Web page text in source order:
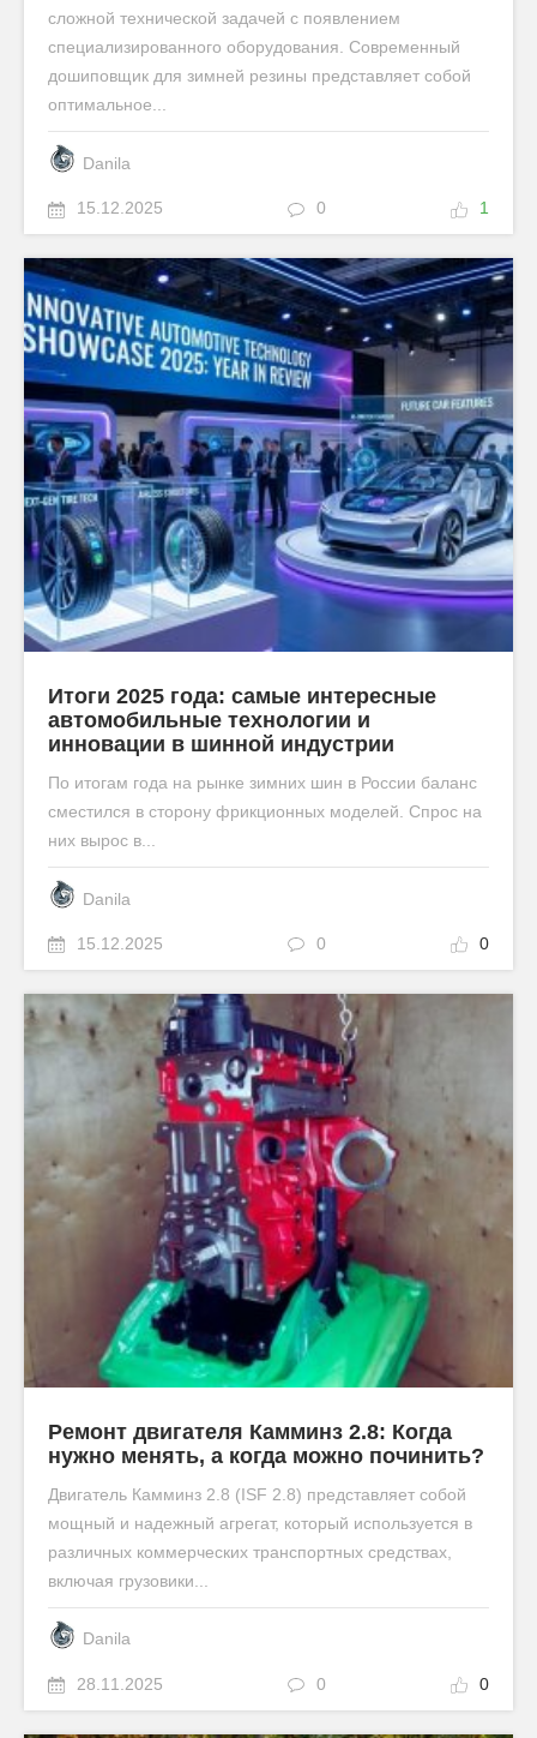
сложной технической задачей с появлением
специализированного оборудования. Современный
дошиповщик для зимней резины представляет собой
оптимальное...
Danila
15.12.2025 0 1
Итоги 2025 года: самые интересные
автомобильные технологии и
инновации в шинной индустрии
По итогам года на рынке зимних шин в России баланс
сместился в сторону фрикционных моделей. Спрос на
них вырос в...
Danila
15.12.2025 0 0
Ремонт двигателя Камминз 2.8: Когда
нужно менять, а когда можно починить?
Двигатель Камминз 2.8 (ISF 2.8) представляет собой
мощный и надежный агрегат, который используется в
различных коммерческих транспортных средствах,
включая грузовики...
Danila
28.11.2025 0 0